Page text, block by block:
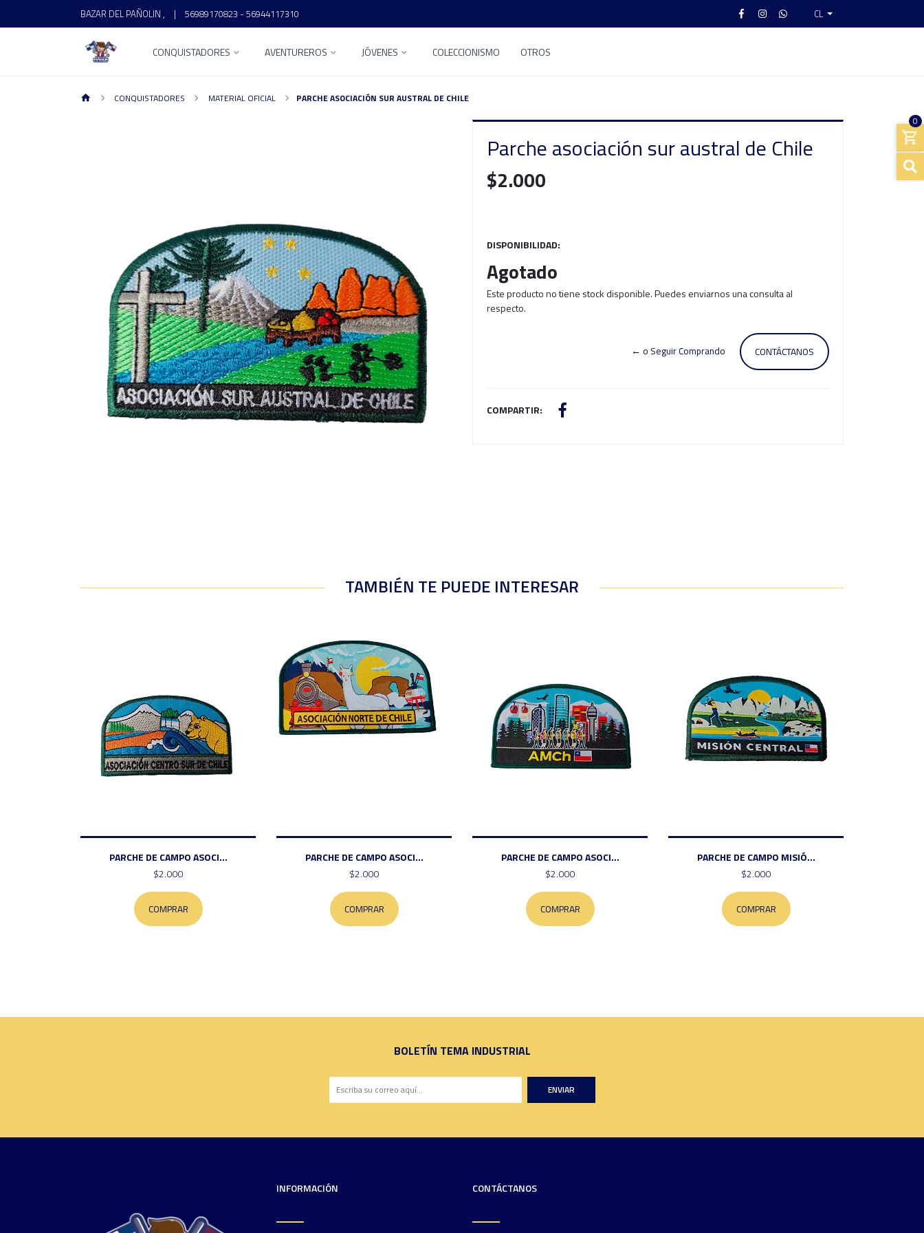
BAZAR DEL PAÑOLIN , | 56989170823 - 56944117310 CL
CONQUISTADORES AVENTUREROS JÓVENES COLECCIONISMO OTROS
0
CONQUISTADORES MATERIAL OFICIAL PARCHE ASOCIACIÓN SUR AUSTRAL DE CHILE
Parche asociación sur austral de Chile
$2.000
DISPONIBILIDAD:
Agotado
Este producto no tiene stock disponible. Puedes enviarnos una consulta al
respecto.
CONTÁCTANOS
← o Seguir Comprando
COMPARTIR:
TAMBIÉN TE PUEDE INTERESAR
PARCHE DE CAMPO ASOCI...
$2.000
COMPRAR
PARCHE DE CAMPO ASOCI...
$2.000
COMPRAR
PARCHE DE CAMPO ASOCI...
$2.000
COMPRAR
PARCHE DE CAMPO MISIÓ...
$2.000
COMPRAR
BOLETÍN TEMA INDUSTRIAL
ENVIAR
INFORMACIÓN CONTÁCTANOS